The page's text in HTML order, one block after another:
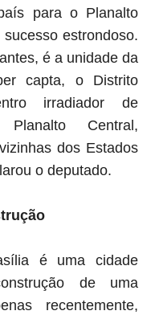
para o Planalto
estrondoso.
é a unidade da
capta, o Distrito
irradiador de
Central,
dos Estados
o deputado.
é uma cidade
de uma
recentemente,